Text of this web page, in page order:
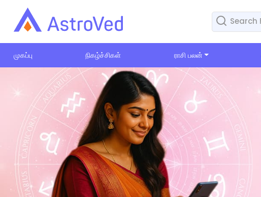
முகப்பு நிகழ்ச்சிகள் ராசி பலன்